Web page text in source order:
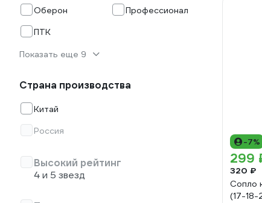
Оберон
Профессионал
ПТК
Показать еще 9
Страна производства
Китай
Россия
Высокий рейтинг
4 и 5 звезд
-7%
299
320 ₽
Сопло
(17-18-